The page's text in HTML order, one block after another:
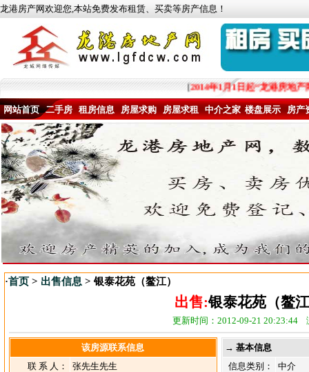
龙港房产网欢迎您,本站免费发布租赁、买卖等房产信息！
[ 2014年1月1日起“龙港房地产
网站首页 二手房 租房信息 房屋求购 房屋求租 中介之家 楼盘展示 房产
·首页 > 出售信息 > 银泰花苑（鳌江）
出售:银泰花苑（鳌
更新时间：2012-09-21 20:23:44
该房源联系信息
联 系 人：
张先生先生
→ 基本信息
信息类别：
中介